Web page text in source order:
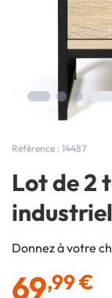
Référence : 14487
Lot de 2
Donnez à votre
69,99 €